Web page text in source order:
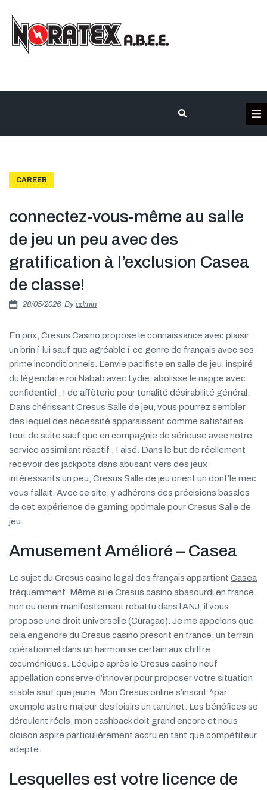
Κατηγορίες Προϊόντων
Τα έργα μας
Πιστοποιήσεις
E-shop
CAREER
connectez-vous-même au salle
de jeu un peu avec des
gratification à l’exclusion Casea
de classe!
28/05/2026 By admin
En prix, Cresus Casino propose le connaissance avec plaisir
un brin í lui sauf que agréable í ce genre de français avec ses
prime inconditionnels. L’envie pacifiste en salle de jeu, inspiré
du légendaire roi Nabab avec Lydie, abolisse le nappe avec
confidentiel , ! de affèterie pour tonalité désirabilité général.
Dans chérissant Cresus Salle de jeu, vous pourrez sembler
des lequel des nécessité apparaissent comme satisfaites
tout de suite sauf que en compagnie de sérieuse avec notre
service assimilant réactif , ! aisé. Dans le but de réellement
recevoir des jackpots dans abusant vers des jeux
intéressants un peu, Cresus Salle de jeu orient un dont’le mec
vous fallait. Avec ce site, y adhérons des précisions basales
de cet expérience de gaming optimale pour Cresus Salle de
jeu.
Amusement Amélioré – Casea
Le sujet du Cresus casino legal des français appartient Casea
fréquemment. Même si le Cresus casino abasourdi en france
non ou nenni manifestement rebattu dans l’ANJ, il vous
propose une droit universelle (Curaçao). Je me appelons que
cela engendre du Cresus casino prescrit en france, un terrain
opérationnel dans un harmonise certain aux chiffre
œcuméniques. L’équipe après le Cresus casino neuf
appellation conserve d’innover pour proposer votre situation
stable sauf que jeune. Mon Cresus online s’inscrit ^par
exemple astre majeur des loisirs un tantinet. Les bénéfices se
déroulent réels, mon cashback doit grand encore et nous
cloison aspire particulièrement accru en tant que compétiteur
adepte.
Lesquelles est votre licence de